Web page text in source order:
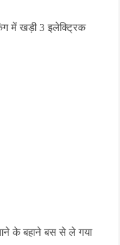
में खड़ी 3 इलेक्ट्रिक
के बहाने बस से ले गया